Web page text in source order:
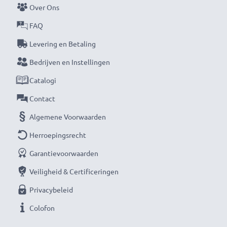
Over Ons
FAQ
Levering en Betaling
Bedrijven en Instellingen
Catalogi
Contact
Algemene Voorwaarden
Herroepingsrecht
Garantievoorwaarden
Veiligheid & Certificeringen
Privacybeleid
Colofon